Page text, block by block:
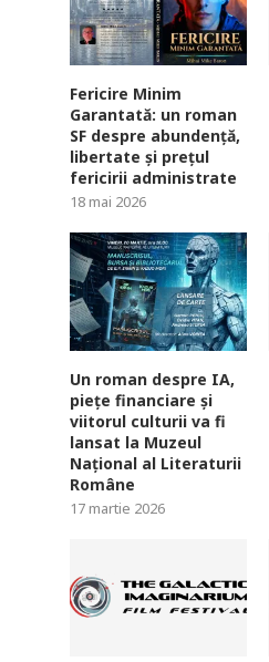
Fericire Minim
Garantată: un roman
SF despre abundență,
libertate și prețul
fericirii administrate
18 mai 2026
Un roman despre IA,
piețe financiare și
viitorul culturii va fi
lansat la Muzeul
Național al Literaturii
Române
17 martie 2026